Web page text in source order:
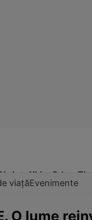
Vedete Video Prime Time
viațăEvenimente
O lume